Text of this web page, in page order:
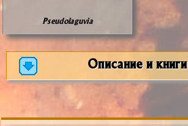
Pseudolaguvia
Описание и книги